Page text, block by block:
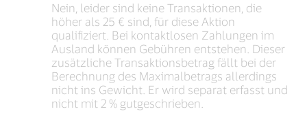
Nein, leider sind keine Transaktionen, die
höher als 25 € sind, für diese Aktion
qualifiziert. Bei kontaktlosen Zahlungen im
Ausland können Gebühren entstehen. Dieser
zusätzliche Transaktionsbetrag fällt bei der
Berechnung des Maximalbetrags allerdings
nicht ins Gewicht. Er wird separat erfasst und
nicht mit 2 % gutgeschrieben.